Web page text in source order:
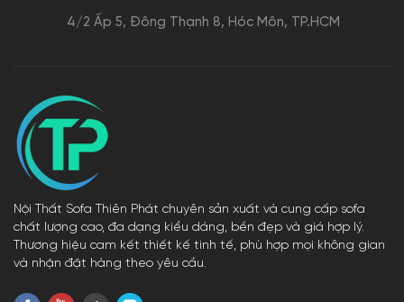
4/2 Ấp 5, Đông Thạnh 8, Hóc Môn, TP.HCM
Nội Thất Sofa Thiên Phát chuyên sản xuất và cung cấp sofa
chất lượng cao, đa dạng kiểu dáng, bền đẹp và giá hợp lý.
Thương hiệu cam kết thiết kế tinh tế, phù hợp mọi không gian
và nhận đặt hàng theo yêu cầu.